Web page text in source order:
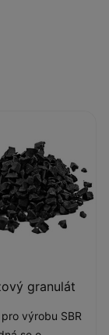
granulát
výrobu SBR